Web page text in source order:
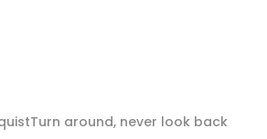
around, never look back